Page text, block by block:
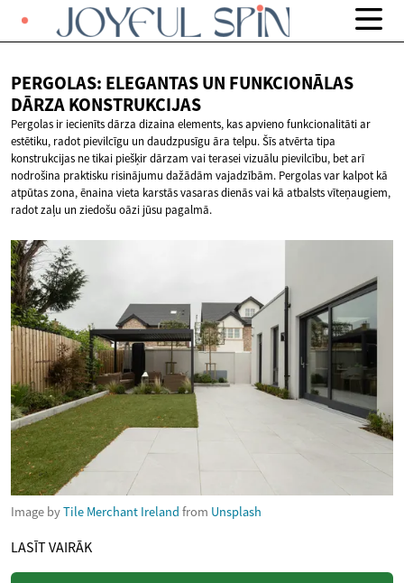
PERGOLAS: ELEGANTAS UN FUNKCIONĀLAS
DĀRZA KONSTRUKCIJAS
Pergolas ir iecienīts dārza dizaina elements, kas apvieno funkcionalitāti ar
estētiku, radot pievilcīgu un daudzpusīgu āra telpu. Šīs atvērta tipa
konstrukcijas ne tikai piešķir dārzam vai terasei vizuālu pievilcību, bet arī
nodrošina praktisku risinājumu dažādām vajadzībām. Pergolas var kalpot kā
atpūtas zona, ēnaina vieta karstās vasaras dienās vai kā atbalsts vīteņaugiem,
radot zaļu un ziedošu oāzi jūsu pagalmā.
Image byTile Merchant Ireland from Unsplash
LASĪT VAIRĀK